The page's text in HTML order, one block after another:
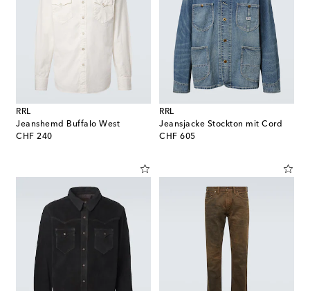
RRL
Jeanshemd Buffalo West
CHF 240
original price
RRL
Jeansjacke Stockton mit Cord
CHF 605
original price